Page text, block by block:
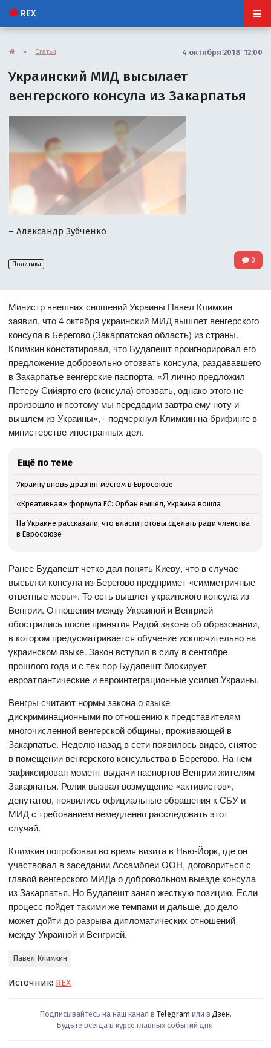
REX
» Статьи 4 октября 2018 12:00
Украинский МИД высылает
венгерского консула из Закарпатья
– Александр Зубченко
Политика 0
Министр внешних сношений Украины Павел Климкин
заявил, что 4 октября украинский МИД вышлет венгерского
консула в Берегово (Закарпатская область) из страны.
Климкин констатировал, что Будапешт проигнорировал его
предложение добровольно отозвать консула, раздававшего
в Закарпатье венгерские паспорта. «Я лично предложил
Петеру Сийярто его (консула) отозвать, однако этого не
произошло и поэтому мы передадим завтра ему ноту и
вышлем из Украины», - подчеркнул Климкин на брифинге в
министерстве иностранных дел.
Ещё по теме
Украину вновь дразнят местом в Евросоюзе
«Креативная» формула ЕС: Орбан вышел, Украина вошла
На Украине рассказали, что власти готовы сделать ради членства
в Евросоюзе
Ранее Будапешт четко дал понять Киеву, что в случае
высылки консула из Берегово предпримет «симметричные
ответные меры». То есть вышлет украинского консула из
Венгрии. Отношения между Украиной и Венгрией
обострились после принятия Радой закона об образовании,
в котором предусматривается обучение исключительно на
украинском языке. Закон вступил в силу в сентябре
прошлого года и с тех пор Будапешт блокирует
евроатлантические и евроинтеграционные усилия Украины.
Венгры считают нормы закона о языке
дискриминационными по отношению к представителям
многочисленной венгерской общины, проживающей в
Закарпатье. Неделю назад в сети появилось видео, снятое
в помещении венгерского консульства в Берегово. На нем
зафиксирован момент выдачи паспортов Венгрии жителям
Закарпатья. Ролик вызвал возмущение «активистов»,
депутатов, появились официальные обращения к СБУ и
МИД с требованием немедленно расследовать этот
случай.
Климкин попробовал во время визита в Нью-Йорк, где он
участвовал в заседании Ассамблеи ООН, договориться с
главой венгерского МИДа о добровольном выезде консула
из Закарпатья. Но Будапешт занял жесткую позицию. Если
процесс пойдет такими же темпами и дальше, до дело
может дойти до разрыва дипломатических отношений
между Украиной и Венгрией.
Павел Климкин
Источник: REX
Подписывайтесь на наш канал в Telegram или в Дзен.
Будьте всегда в курсе главных событий дня.